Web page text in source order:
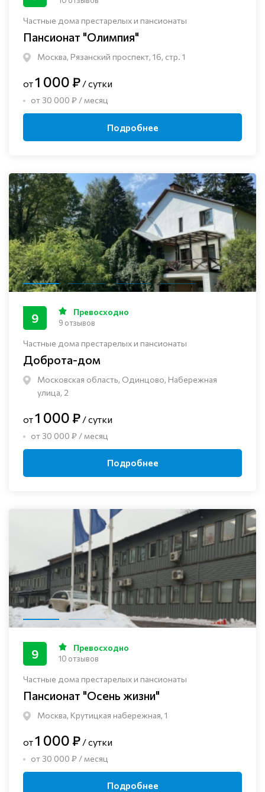
Частные дома престарелых и пансионаты
Пансионат "Олимпия"
Москва, Рязанский проспект, 16, стр. 1
от1 000 ₽ / сутки
от 30 000 ₽ / месяц
Подробнее
Частные дома престарелых и пансионаты
Доброта-дом
Московская область, Одинцово, Набережная
улица, 2
9 Превосходно
9 отзывов
от1 000 ₽ / сутки
от 30 000 ₽ / месяц
Подробнее
Частные дома престарелых и пансионаты
Пансионат "Осень жизни"
Москва, Крутицкая набережная, 1
9 Превосходно
10 отзывов
от1 000 ₽ / сутки
от 30 000 ₽ / месяц
Подробнее